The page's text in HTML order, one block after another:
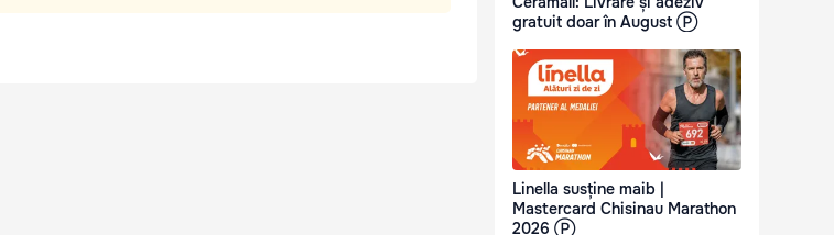
gratuit doar în August Ⓟ
Linella susține maib |
Mastercard Chisinau Marathon
2026 Ⓟ